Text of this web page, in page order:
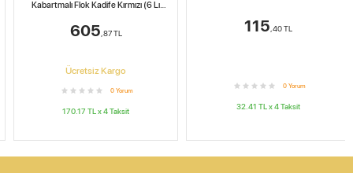
Kabartmalı Flok Kadife Kırmızı (6 Lı
605,87TL
Ücretsiz Kargo
Yorum
170.17TL x 4Taksit
115,40TL
Yorum
32.41TL x 4Taksit